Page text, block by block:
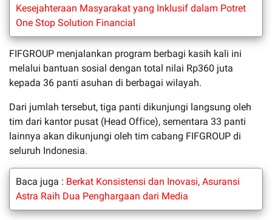
Kesejahteraan Masyarakat yang Inklusif dalam Potret
One Stop Solution Financial
FIFGROUP menjalankan program berbagi kasih kali ini
melalui bantuan sosial dengan total nilai Rp360 juta
kepada 36 panti asuhan di berbagai wilayah.
Dari jumlah tersebut, tiga panti dikunjungi langsung oleh
tim dari kantor pusat (Head Office), sementara 33 panti
lainnya akan dikunjungi oleh tim cabang FIFGROUP di
seluruh Indonesia.
Baca juga : Berkat Konsistensi dan Inovasi, Asuransi
Astra Raih Dua Penghargaan dari Media